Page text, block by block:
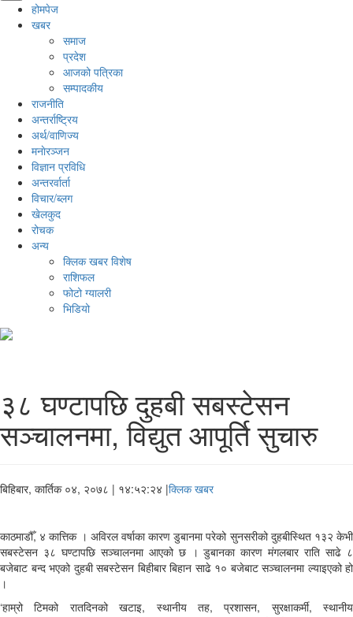
होमपेज
खबर
समाज
प्रदेश
आजको पत्रिका
सम्पादकीय
राजनीति
अन्तर्राष्ट्रिय
अर्थ/वाणिज्य
मनाेरञ्जन
विज्ञान प्रविधि
अन्तरर्वार्ता
विचार/ब्लग
खेलकुद
रोचक
अन्य
क्लिक खबर विशेष
राशिफल
फोटो ग्यालरी
भिडियो
३८ घण्टापछि दुहबी सबस्टेसन
सञ्चालनमा, विद्युत आपूर्ति सुचारु
बिहिबार, कार्तिक ०४, २०७८ | १४:५२:२४ |क्लिक खबर
काठमाडौँ, ४ कात्तिक । अविरल वर्षाका कारण डुबानमा परेको सुनसरीको दुहबीस्थित १३२ केभी
सबस्टेसन ३८ घण्टापछि सञ्चालनमा आएको छ । डुबानका कारण मंगलबार राति साढे ८
बजेबाट बन्द भएको दुहबी सबस्टेसन बिहीबार बिहान साढे १० बजेबाट सञ्चालनमा ल्याइएको हो
।
‘हाम्रो टिमको रातदिनको खटाइ, स्थानीय तह, प्रशासन, सुरक्षाकर्मी, स्थानीय